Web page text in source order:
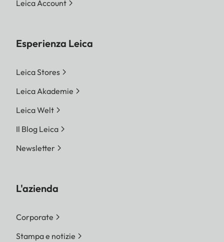
Leica Account
Esperienza Leica
Leica Stores
Leica Akademie
Leica Welt
Il Blog Leica
Newsletter
L'azienda
Corporate
Stampa e notizie